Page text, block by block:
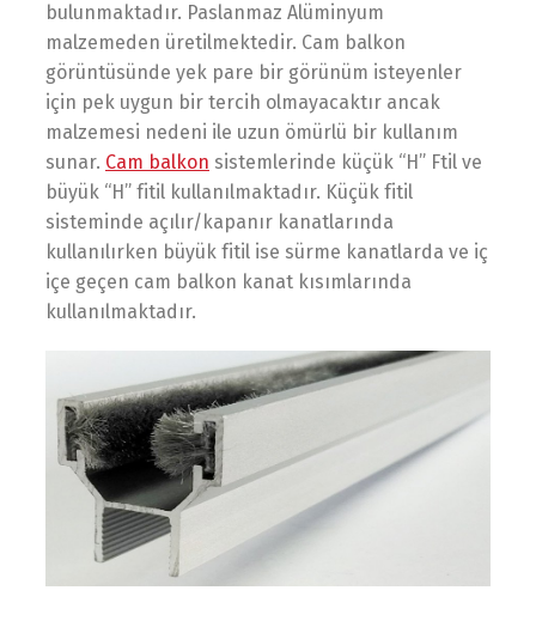
bulunmaktadır. Paslanmaz Alüminyum
malzemeden üretilmektedir. Cam balkon
görüntüsünde yek pare bir görünüm isteyenler
için pek uygun bir tercih olmayacaktır ancak
malzemesi nedeni ile uzun ömürlü bir kullanım
sunar. Cam balkon sistemlerinde küçük “H” Ftil ve
büyük “H” fitil kullanılmaktadır. Küçük fitil
sisteminde açılır/kapanır kanatlarında
kullanılırken büyük fitil ise sürme kanatlarda ve iç
içe geçen cam balkon kanat kısımlarında
kullanılmaktadır.